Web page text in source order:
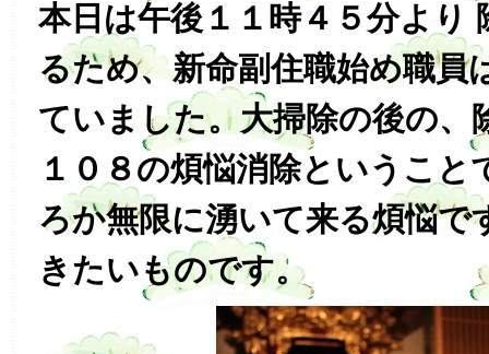
本日は午後１１時４５分より
るため、新命副住職始め職員
ていました。大掃除の後の、
１０８の煩悩消除ということ
ろか無限に湧いて来る煩悩で
きたいものです。